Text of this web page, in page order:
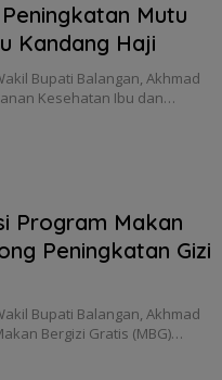
Mutu
Kandang Haji
Bupati Balangan, Akhmad
Kesehatan Ibu dan…
Program Makan
Peningkatan Gizi
Bupati Balangan, Akhmad
Bergizi Gratis (MBG)…